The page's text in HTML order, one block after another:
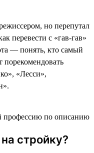
но перепутал
перевести с «гав-гав»
— понять, кто самый
порекомендовать
«Лесси»,
стройку?